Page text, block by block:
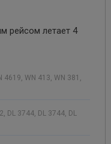
рейсом летает 4
4619, WN 413, WN 381,
DL 3744, DL 3744, DL